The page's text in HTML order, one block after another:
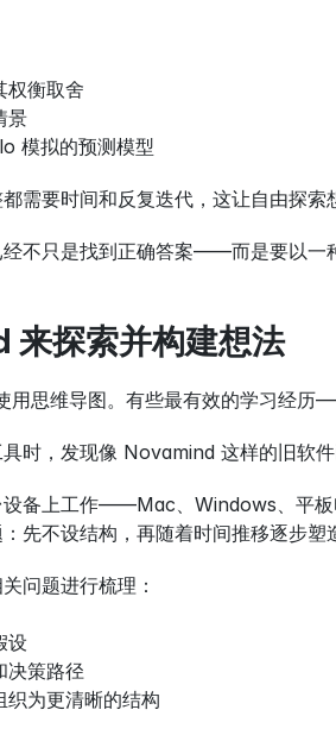
权衡取舍
景
模拟的预测模型
需要时间和反复迭代，这让自由探索
不只是找到正确答案——而是要以一
来探索并构建想法
用思维导图。有些最有效的学习经
时，发现像 Novamind 这样的旧软
设备上工作——Mac、Windows、平
先不设结构，再随着时间推移逐步塑
问题进行梳理：
设
决策路径
织为更清晰的结构